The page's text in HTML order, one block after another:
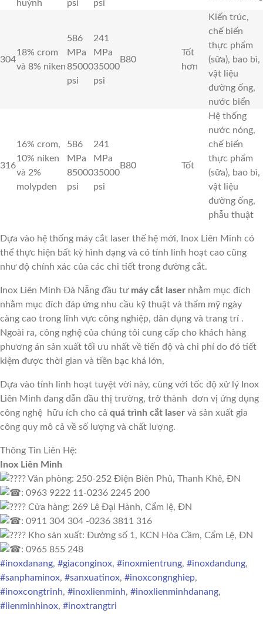
huỳnh
psi
psi
304
18% crom
và 8% niken
586
MPa
85000
psi
241
MPa
35000
psi
B80
Tốt
hơn
Kiến trúc,
chế biến
thực phẩm
(sữa), bao bì,
vật liệu
đường ống,
nước biển
316
16% crom,
10% niken
và 2%
molypden
586
MPa
85000
psi
241
MPa
35000
psi
B80 Tốt
Hệ thống
nước nóng,
chế biến
thực phẩm
(sữa), bao bì,
vật liệu
đường ống,
phẫu thuật
Dựa vào hệ thống máy cắt laser thế hệ mới, Inox Liên Minh có
thể thực hiện bất kỳ hình dạng và có tính linh hoạt cao cũng
như độ chính xác của các chi tiết trong đường cắt.
Inox Liên Minh Đà Nẵng đầu tư máy cắt laser nhằm mục đích
nhằm mục đích đáp ứng nhu cầu kỹ thuật và thẩm mỹ ngày
càng cao trong lĩnh vực công nghiệp, dân dụng và trang trí .
Ngoài ra, công nghệ của chúng tôi cung cấp cho khách hàng
phương án sản xuất tối ưu nhất về tiến độ và chi phí do đó tiết
kiệm được thời gian và tiền bạc khá lớn,
Dựa vào tính linh hoạt tuyệt vời này, cùng với tốc độ xử lý Inox
Liên Minh đang dẫn đầu thị trường, trở thành đơn vị ứng dụng
công nghệ hữu ích cho cả quá trình cắt laser và sản xuất gia
công quy mô cả về số lượng và chất lượng.
Thông Tin Liên Hệ:
Inox Liên Minh
Văn phòng: 250-252 Điện Biên Phủ, Thanh Khê, ĐN
: 0963 9222 11-0236 2245 200
Cửa hàng: 269 Lê Đại Hành, Cẩm lệ, ĐN
: 0911 304 304 -0236 3811 316
Kho sản xuất: Đường số 1, KCN Hòa Cầm, Cẩm Lệ, ĐN
: 0965 855 248
#inoxdanang, #giaconginox, #inoxmientrung, #inoxdandung,
#sanphaminox, #sanxuatinox, #inoxcongnghiep,
#inoxcongtrinh, #inoxlienminh, #inoxlienminhdanang,
#lienminhinox, #inoxtrangtri